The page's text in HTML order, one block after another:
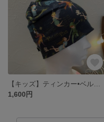
1,600円